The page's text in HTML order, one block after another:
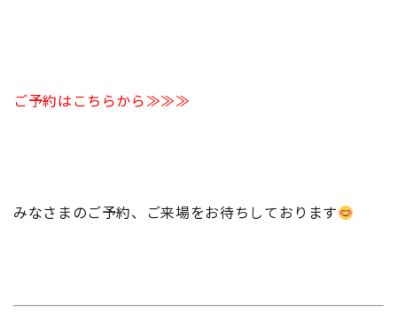
ご予約はこちらから≫≫≫
みなさまのご予約、ご来場をお待ちしております